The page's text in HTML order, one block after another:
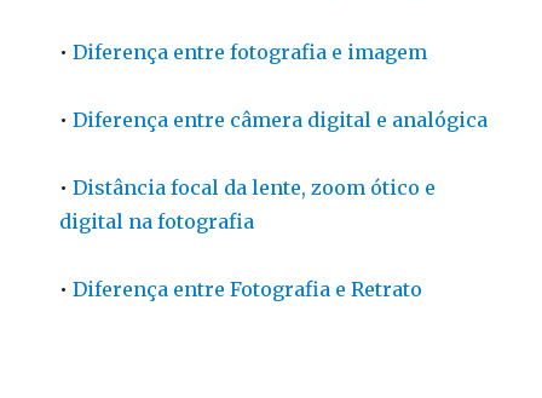
•Diferença entre fotografia e imagem
•Diferença entre câmera digital e analógica
•Distância focal da lente, zoom ótico e
digital na fotografia
•Diferença entre Fotografia e Retrato